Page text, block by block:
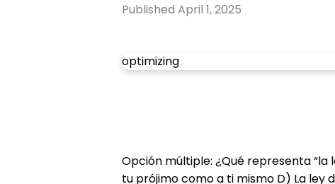
Published April 1, 2025
optimizing
Opción múltiple: ¿Qué representa “la
tu prójimo como a ti mismo D) La ley